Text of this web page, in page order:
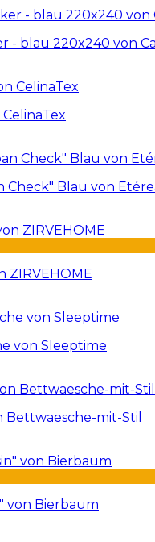
- blau 220x240 von
Check" Blau von
ZIRVEHOME
von Sleeptime
Bettwaesche-mit-Stil
von Bierbaum